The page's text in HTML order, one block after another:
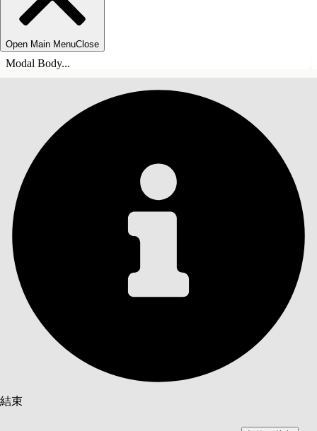
Open Main MenuClose
Modal Body...
結束
目錄